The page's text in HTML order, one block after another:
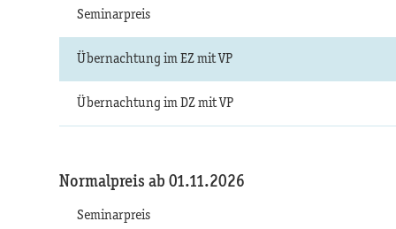
Seminarpreis
Übernachtung im EZ mit VP
Übernachtung im DZ mit VP
Normalpreis ab 01.11.2026
Seminarpreis